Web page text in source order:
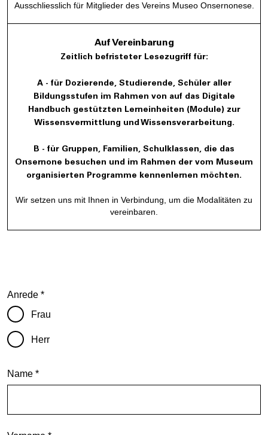
Ausschliesslich für Mitglieder des Vereins Museo Onsernonese.
Auf Vereinbarung
Zeitlich befristeter Lesezugriff für:
A - für Dozierende, Studierende, Schüler aller
Bildungsstufen im Rahmen von auf das Digitale
Handbuch gestützten Lerneinheiten (Module) zur
Wissensvermittlung und Wissensverarbeitung.
B - für Gruppen, Familien, Schulklassen, die das
Onsernone besuchen und im Rahmen der vom Museum
organisierten Programme kennenlernen möchten.
Wir setzen uns mit Ihnen in Verbindung, um die Modalitäten zu
vereinbaren.
Anrede *
Frau
Herr
Name *